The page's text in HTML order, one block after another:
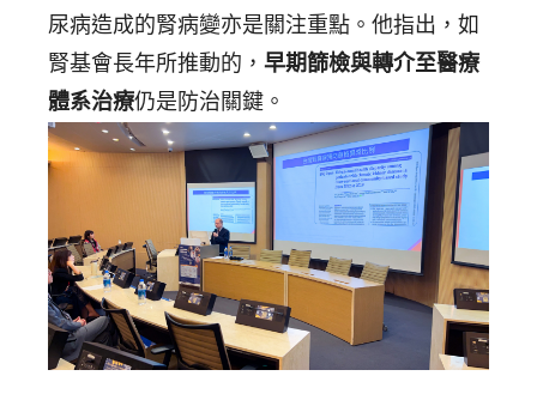
尿病造成的腎病變亦是關注重點。他指出，如
腎基會長年所推動的， 早期篩檢與轉介至醫療
體系治療仍是防治關鍵。